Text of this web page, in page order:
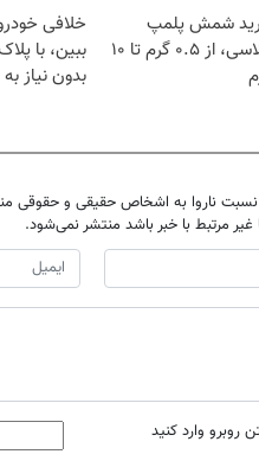
شمش پلمپ
طلاسی، از ۰.۵ گرم تا ۱۰
خلافی
ببین، با
بدون نیاز
ناروا به اشخاص حقیقی و حقوقی
غیر مرتبط با خبر باشد منتشر نمی‌شود.
روبرو وارد کنید